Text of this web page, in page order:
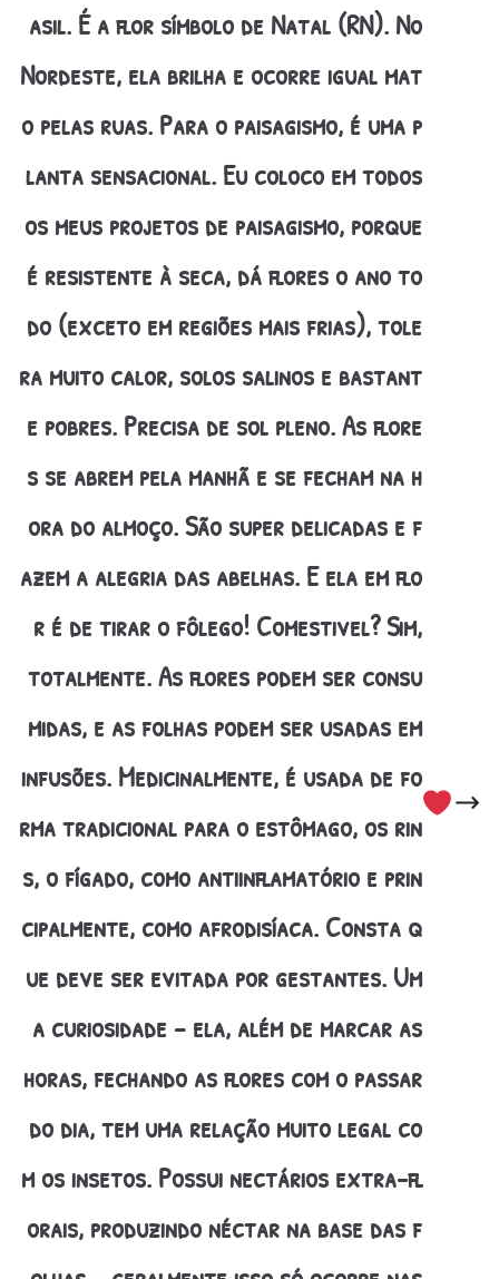
asil. É a flor símbolo de Natal (RN). No
Nordeste, ela brilha e ocorre igual mat
o pelas ruas. Para o paisagismo, é uma p
lanta sensacional. Eu coloco em todos
os meus projetos de paisagismo, porque
é resistente à seca, dá flores o ano to
do (exceto em regiões mais frias), tole
ra muito calor, solos salinos e bastant
e pobres. Precisa de sol pleno. As flore
s se abrem pela manhã e se fecham na h
ora do almoço. São super delicadas e f
azem a alegria das abelhas. E ela em flo
r é de tirar o fôlego! Comestivel? Sim,
totalmente. As flores podem ser consu
midas, e as folhas podem ser usadas em
infusões. Medicinalmente, é usada de fo
rma tradicional para o estômago, os rin
s, o fígado, como antiinflamatório e prin
cipalmente, como afrodisíaca. Consta q
ue deve ser evitada por gestantes. Um
a curiosidade – ela, além de marcar as
horas, fechando as flores com o passar
do dia, tem uma relação muito legal co
m os insetos. Possui nectários extra-fl
orais, produzindo néctar na base das f